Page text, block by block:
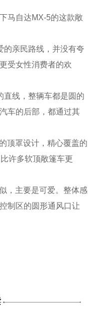
马自达MX-5的这款敞
的亲民路线，并没有夸
受女性消费者的欢
直线，整辆车都是圆的
车的后部，都通过其
顶罩设计，精心覆盖的
许多软顶敞篷车更
，主要是可爱。整体感
制区的圆形通风口让